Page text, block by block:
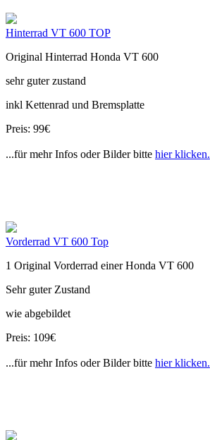
Hinterrad VT 600 TOP
Original Hinterrad Honda VT 600
sehr guter zustand
inkl Kettenrad und Bremsplatte
Preis: 99€
...für mehr Infos oder Bilder bitte hier klicken.
Vorderrad VT 600 Top
1 Original Vorderrad einer Honda VT 600
Sehr guter Zustand
wie abgebildet
Preis: 109€
...für mehr Infos oder Bilder bitte hier klicken.